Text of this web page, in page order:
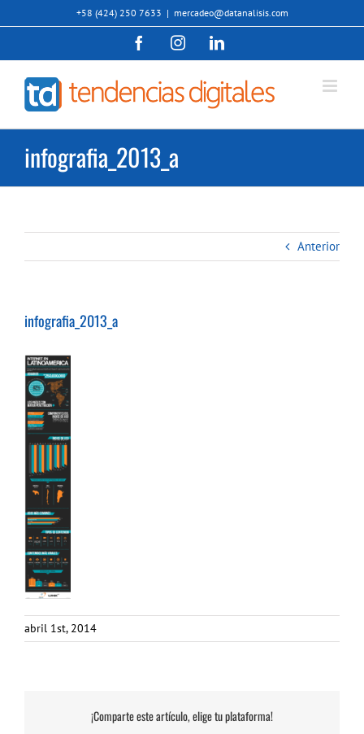
al
+58 (424) 250 7633 | mercadeo@datanalisis.com
FacebookInstagramLinkedIn
infografia_2013_a
Anterior
infografia_2013_a
abril 1st, 2014
¡Comparte este artículo, elige tu plataforma!